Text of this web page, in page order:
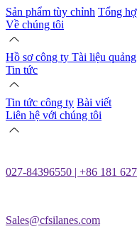
Sản phẩm tùy chỉnh Tổng
Về chúng tôi
Hồ sơ công ty Tài liệu
Tin tức
Tin tức công ty Bài viết
Liên hệ với chúng tôi
027-84396550 | +86 181
Sales@cfsilanes.com